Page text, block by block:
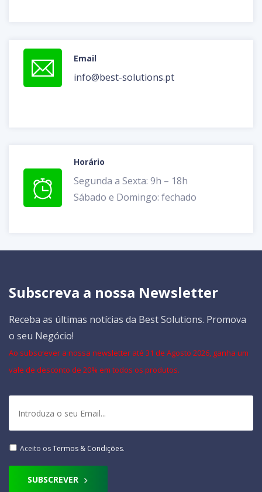
Email
info@best-solutions.pt
Horário
Segunda a Sexta: 9h – 18h
Sábado e Domingo: fechado
Subscreva a nossa Newsletter
Receba as últimas notícias da Best Solutions. Promova
o seu Negócio!
Ao subscrever a nossa newsletter até 31 de Agosto 2026, ganha um
vale de desconto de 20% em todos os produtos.
Aceito osTermos & Condições.
SUBSCREVER